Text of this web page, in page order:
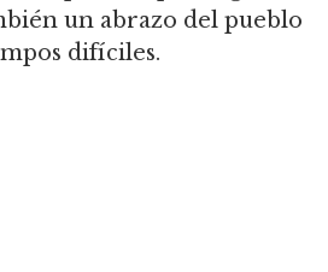
un abrazo del pueblo
difíciles.